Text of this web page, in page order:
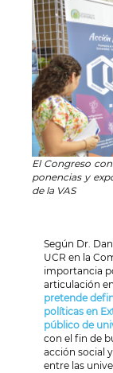
El Congreso
ponencias y
de la VAS
Según Dr.
UCR en la
importancia
articulación
pretende
políticas en
público de
con el fin de
acción social
entre las